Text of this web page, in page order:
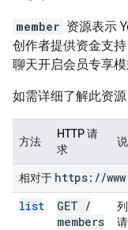
member 资源表示
创作者提供资金支
聊天开启会员专享模
如需详细了解此资
方法
HTTP 请
求
相对于 https: //www
list GET /
members